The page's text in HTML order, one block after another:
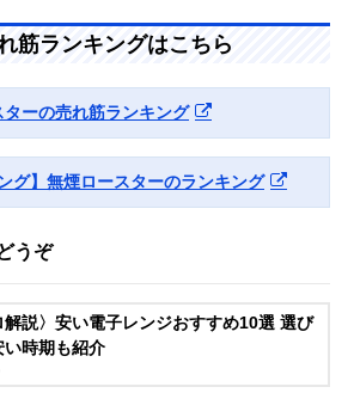
ロースター
1101
ーを採用
ネン 遠赤無煙
ル UFO CCM-
筋ランキングはこちら
ターの売れ筋ランキング
グ】無煙ロースターのランキング
うぞ
解説〉安い電子レンジおすすめ10選 選び
い時期も紹介